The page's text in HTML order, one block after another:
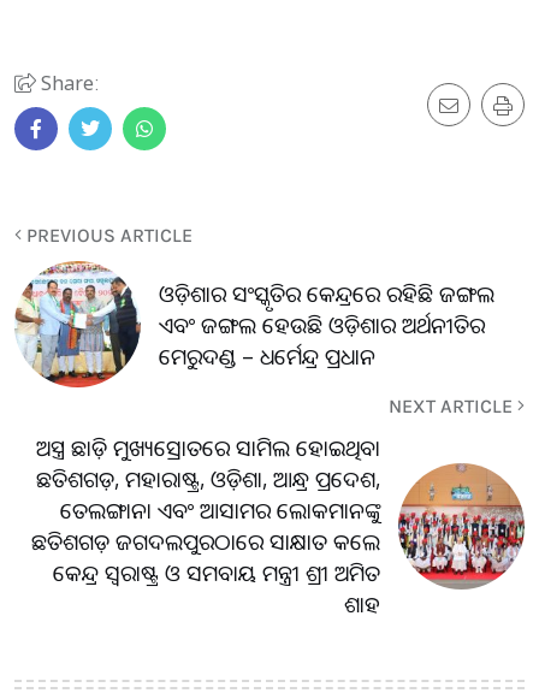
Share:
PREVIOUS ARTICLE
ଓଡ଼ିଶାର ସଂସ୍କୃତିର କେନ୍ଦ୍ରରେ ରହିଛି ଜଙ୍ଗଲ
ଏବଂ ଜଙ୍ଗଲ ହେଉଛି ଓଡ଼ିଶାର ଅର୍ଥନୀତିର
ମେରୁଦଣ୍ଡ – ଧର୍ମେନ୍ଦ୍ର ପ୍ରଧାନ
NEXT ARTICLE
ଅସ୍ତ୍ର ଛାଡ଼ି ମୁଖ୍ୟସ୍ରୋତରେ ସାମିଲ ହୋଇଥିବା
ଛତିଶଗଡ଼, ମହାରାଷ୍ଟ୍ର, ଓଡ଼ିଶା, ଆନ୍ଧ୍ର ପ୍ରଦେଶ,
ତେଲଙ୍ଗାନା ଏବଂ ଆସାମର ଲୋକମାନଙ୍କୁ
ଛତିଶଗଡ଼ ଜଗଦଲପୁରଠାରେ ସାକ୍ଷାତ କଲେ
କେନ୍ଦ୍ର ସ୍ୱରାଷ୍ଟ୍ର ଓ ସମବାୟ ମନ୍ତ୍ରୀ ଶ୍ରୀ ଅମିତ
ଶାହ